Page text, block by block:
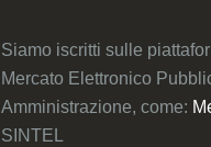
Siamo iscritti sulle
Mercato Elettronico
Amministrazione, come:
SINTEL